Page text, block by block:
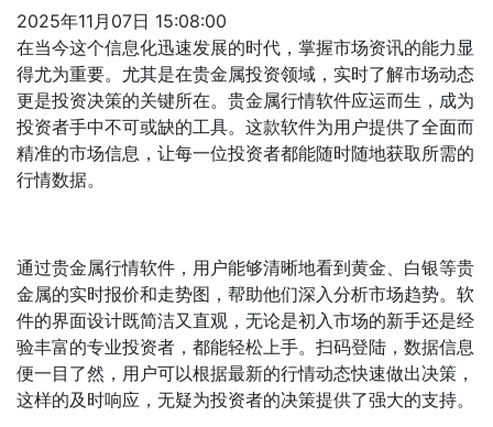
2025年11月07日 15:08:00
在当今这个信息化迅速发展的时代，掌握市场资讯的能力显
得尤为重要。尤其是在贵金属投资领域，实时了解市场动态
更是投资决策的关键所在。贵金属行情软件应运而生，成为
投资者手中不可或缺的工具。这款软件为用户提供了全面而
精准的市场信息，让每一位投资者都能随时随地获取所需的
行情数据。
通过贵金属行情软件，用户能够清晰地看到黄金、白银等贵
金属的实时报价和走势图，帮助他们深入分析市场趋势。软
件的界面设计既简洁又直观，无论是初入市场的新手还是经
验丰富的专业投资者，都能轻松上手。扫码登陆，数据信息
便一目了然，用户可以根据最新的行情动态快速做出决策，
这样的及时响应，无疑为投资者的决策提供了强大的支持。